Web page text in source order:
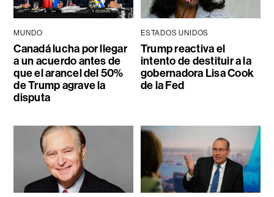
MUNDO
Canadá lucha por llegar
a un acuerdo antes de
que el arancel del 50%
de Trump agrave la
disputa
ESTADOS UNIDOS
Trump reactiva el
intento de destituir a la
gobernadora Lisa Cook
de la Fed